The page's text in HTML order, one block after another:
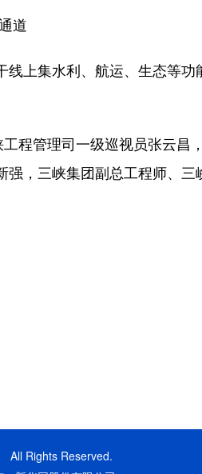
道
上集水利、航运、生态等功
程管理司一级巡视员张云昌
，三峡集团副总工程师、
All Rights Reserved.